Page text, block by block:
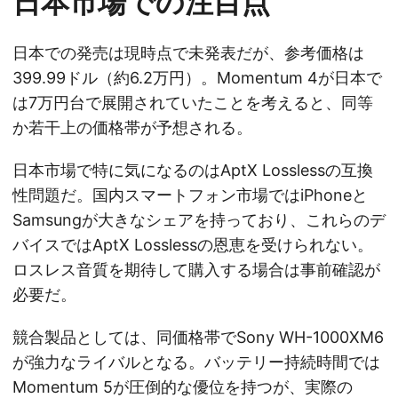
日本での発売は現時点で未発表だが、参考価格は
399.99ドル（約6.2万円）。Momentum 4が日本で
は7万円台で展開されていたことを考えると、同等
か若干上の価格帯が予想される。
日本市場で特に気になるのはAptX Losslessの互換
性問題だ。国内スマートフォン市場ではiPhoneと
Samsungが大きなシェアを持っており、これらのデ
バイスではAptX Losslessの恩恵を受けられない。
ロスレス音質を期待して購入する場合は事前確認が
必要だ。
競合製品としては、同価格帯でSony WH-1000XM6
が強力なライバルとなる。バッテリー持続時間では
Momentum 5が圧倒的な優位を持つが、実際の